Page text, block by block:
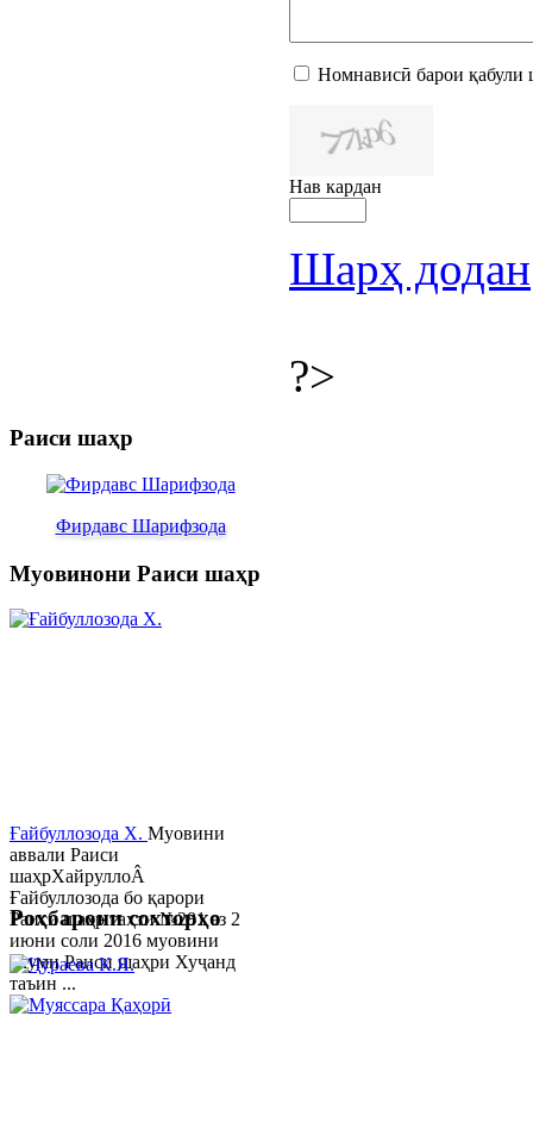
Номнависӣ барои қабули
Нав кардан
Шарҳ додан
?>
Раиси шаҳр
Фирдавс Шарифзода
Муовинони Раиси шаҳр
Ғайбуллозода Х. Муовини
аввали Раиси
шаҳрХайруллоÂ
Ғайбуллозода бо қарори
Раиси шаҳр таҳти №281 аз 2
июни соли 2016 муовини
якуми Раиси шаҳри Хуҷанд
таъин ...
Роҳбарони сохторҳо